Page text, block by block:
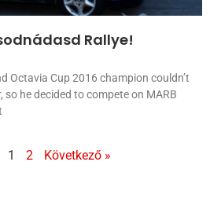
Rallye!
Octavia Cup 2016 champion couldn’t
he decided to compete on MARB
1 2 Következő »